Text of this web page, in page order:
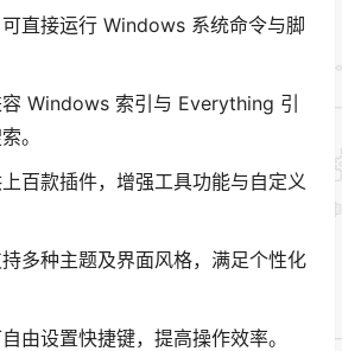
直接运行 Windows 系统命令与脚
Windows 索引与 Everything 引
。
百款插件，增强工具功能与自定义
多种主题及界面风格，满足个性化
由设置快捷键，提高操作效率。